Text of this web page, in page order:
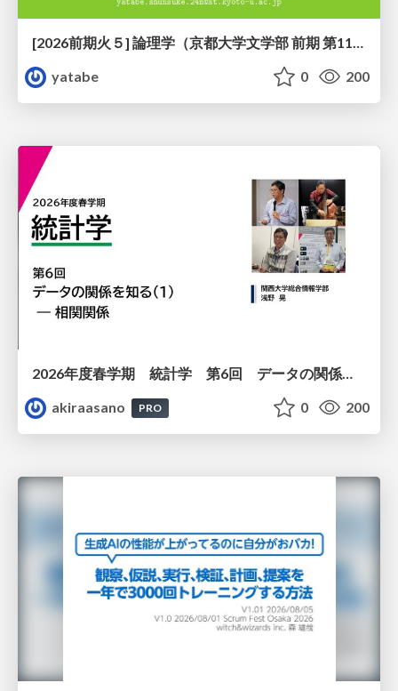
[2026前期火５] 論理学（京都大学文学部 前期 第11回）「ハーモニー：三層モデルと保存拡大」
yatabe
0 200
2026年度春学期 統計学 第6回 データの関係を知る（１）ー 相関関係 (2026. 5. 14)
akiraasano
PRO 0 200